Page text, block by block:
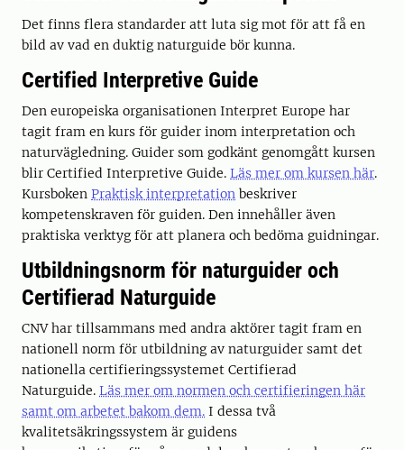
Det finns flera standarder att luta sig mot för att få en
bild av vad en duktig naturguide bör kunna.
Certified Interpretive Guide
Den europeiska organisationen Interpret Europe har
tagit fram en kurs för guider inom interpretation och
naturvägledning. Guider som godkänt genomgått kursen
blir Certified Interpretive Guide. Läs mer om kursen här.
Kursboken Praktisk interpretation beskriver
kompetenskraven för guiden. Den innehåller även
praktiska verktyg för att planera och bedöma guidningar.
Utbildningsnorm för naturguider och
Certifierad Naturguide
CNV har tillsammans med andra aktörer tagit fram en
nationell norm för utbildning av naturguider samt det
nationella certifieringssystemet Certifierad
Naturguide. Läs mer om normen och certifieringen här
samt om arbetet bakom dem. I dessa två
kvalitetsäkringssystem är guidens